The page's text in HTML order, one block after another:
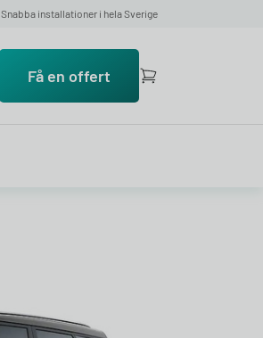
Snabba installationer i hela Sverige
Få en offert